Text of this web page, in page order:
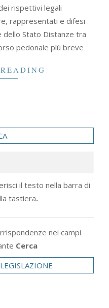
rispettivi legali
rappresentati e difesi
dello Stato Distanze tra
pedonale pìù breve
il testo nella barra di
tastiera.
nei campi
Cerca